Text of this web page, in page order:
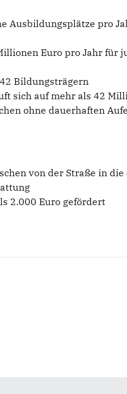
Ausbildungsplätze pro
Euro pro Jahr für
Bildungsträgern
sich auf mehr als 42
ohne dauerhaften
von der Straße in
2.000 Euro gefördert